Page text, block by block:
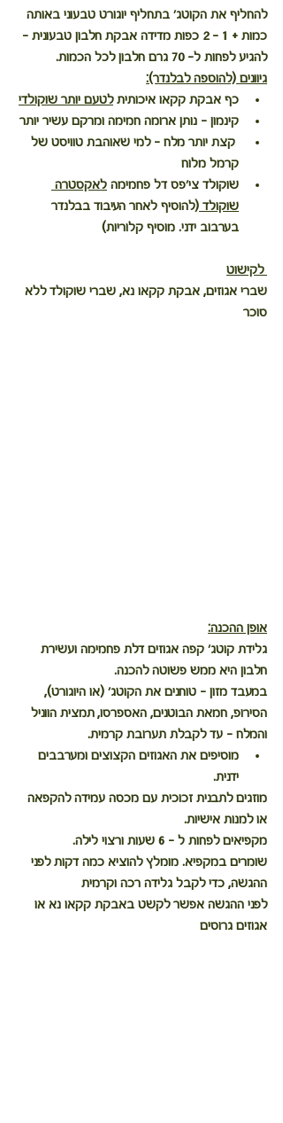
להחליף את הקוטג' בתחליף יוגורט טבעוני באותה
כמות + 1 - 2 כפות מדידה אבקת חלבון טבעונית -
להגיע לפחות ל- 70 גרם חלבון לכל הכמות.
גיוונים (להוספה לבלנדר):
כף אבקת קקאו איכותית לטעם יותר שוקולדי
קינמון – נותן ארומה חמימה ומרקם עשיר יותר
קצת יותר מלח – למי שאוהבת טוויסט של
קרמל מלוח
שוקולד צי'פס דל פחמימה לאקסטרה
שוקולד (להוסיף לאחר העיבוד בבלנדר
בערבוב ידני. מוסיף קלוריות)
לקישוט
שברי אגוזים, אבקת קקאו נא, שברי שוקולד ללא
סוכר
אופן ההכנה:
גלידת קוטג' קפה אגוזים דלת פחמימה ועשירת
חלבון היא ממש פשוטה להכנה.
במעבד מזון – טוחנים את הקוטג' (או היוגורט),
הסירופ, חמאת הבוטנים, האספרסו, תמצית הווניל
והמלח – עד לקבלת תערובת קרמית.
מוסיפים את האגוזים הקצוצים ומערבבים
ידנית.
מוזגים לתבנית זכוכית עם מכסה עמידה להקפאה
או למנות אישיות.
מקפיאים לפחות ל - 6 שעות ורצוי לילה.
שומרים במקפיא. מומלץ להוציא כמה דקות לפני
ההגשה, כדי לקבל גלידה רכה וקרמית
לפני ההגשה אפשר לקשט באבקת קקאו נא או
אגוזים גרוסים